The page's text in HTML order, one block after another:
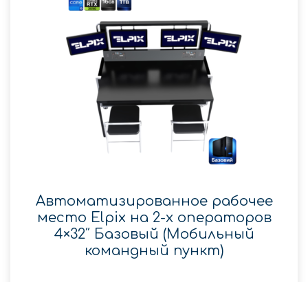
Автоматизированное рабочее
место Elpix на 2-х операторов
4×32″ Базовый (Мобильный
командный пункт)